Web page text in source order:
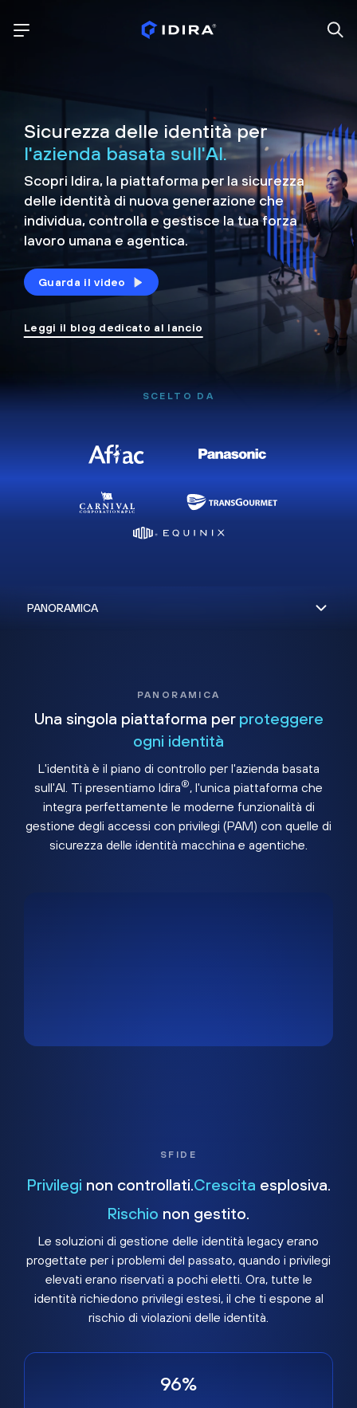
Sicurezza delle identità per
l'azienda basata sull'AI.
Scopri Idira, la piattaforma per la sicurezza
delle identità di nuova generazione che
individua, controlla e gestisce la tua forza
lavoro umana e agentica.
Guarda il video
Leggi il blog dedicato al lancio
SCELTO DA
PANORAMICA
Una singola piattaforma per proteggere
ogni identità
L'identità è il piano di controllo per l'azienda basata
sull'AI. Ti presentiamo Idira®, l'unica piattaforma che
integra perfettamente le moderne funzionalità di
gestione degli accessi con privilegi (PAM) con quelle di
sicurezza delle identità macchina e agentiche.
SFIDE
Privilegi non controllati. Crescita esplosiva.
Rischio non gestito.
Le soluzioni di gestione delle identità legacy erano
progettate per i problemi del passato, quando i privilegi
elevati erano riservati a pochi eletti. Ora, tutte le
identità richiedono privilegi estesi, il che ti espone al
rischio di violazioni delle identità.
96%